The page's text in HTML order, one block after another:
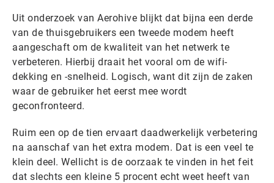
Uit onderzoek van Aerohive blijkt dat bijna een derde
van de thuisgebruikers een tweede modem heeft
aangeschaft om de kwaliteit van het netwerk te
verbeteren. Hierbij draait het vooral om de wifi-
dekking en -snelheid. Logisch, want dit zijn de zaken
waar de gebruiker het eerst mee wordt
geconfronteerd.
Ruim een op de tien ervaart daadwerkelijk verbetering
na aanschaf van het extra modem. Dat is een veel te
klein deel. Wellicht is de oorzaak te vinden in het feit
dat slechts een kleine 5 procent echt weet heeft van